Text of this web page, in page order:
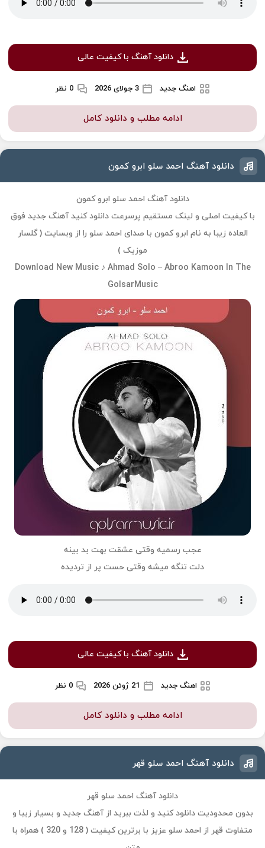
دانلود آهنگ با کیفیت عالی
اهنگ جدید 3 جولای 2026 0 نظر
ادامه مطلب و دانلود کامل
دانلود آهنگ احمد سلو ابرو کمون
دانلود آهنگ احمد سلو ابرو کمون
با کیفیت اصلی و لینک مستقیم پرسرعت دانلود کنید آهنگ جدید فوق
العاده زیبا به نام ابرو کمون با صدای احمد سلو را از وبسایت ( گلسار
موزیک )
Download New Music ♪ Ahmad Solo – Abroo Kamoon In The
GolsarMusic
عجب رسمیه وقتی عشقت بهت بد بینه
دلت تنگه میشه وقتی حست پر از تردیده
دانلود آهنگ با کیفیت عالی
اهنگ جدید 21 ژوئن 2026 0 نظر
ادامه مطلب و دانلود کامل
دانلود آهنگ احمد سلو قهر
دانلود آهنگ احمد سلو قهر
بدون محدودیت دانلود کنید و لذت ببرید از آهنگ جدید و بسیار زیبا و
متفاوت قهر از احمد سلو عزیز با برترین کیفیت ( 128 و 320 ) همراه با